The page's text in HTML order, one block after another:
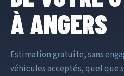
À ANGERS
Estimation gratuite, sans
véhicules acceptés, quel que